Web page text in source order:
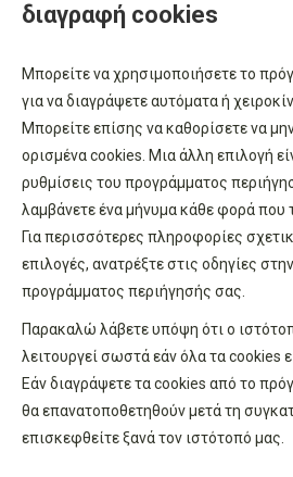
διαγραφή cookies
Μπορείτε να χρησιμοποιήσετε το
για να διαγράψετε αυτόματα ή
Μπορείτε επίσης να καθορίσετε να
ορισμένα cookies. Μια άλλη επιλογή
ρυθμίσεις του προγράμματος
λαμβάνετε ένα μήνυμα κάθε φορά που
Για περισσότερες πληροφορίες
επιλογές, ανατρέξτε στις οδηγίες
προγράμματος περιήγησής σας.
Παρακαλώ λάβετε υπόψη ότι ο
λειτουργεί σωστά εάν όλα τα cookies
Εάν διαγράψετε τα cookies από το
θα επανατοποθετηθούν μετά τη
επισκεφθείτε ξανά τον ιστότοπό μας.